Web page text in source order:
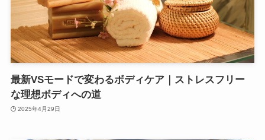
最新VSモードで変わるボディケア｜ストレスフリー
な理想ボディへの道
2025年4月29日